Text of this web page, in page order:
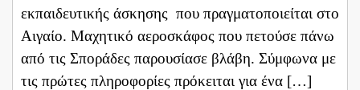
εκπαιδευτικής άσκησης που πραγματοποιείται στο
Αιγαίο. Μαχητικό αεροσκάφος που πετούσε πάνω
από τις Σποράδες παρουσίασε βλάβη. Σύμφωνα με
τις πρώτες πληροφορίες πρόκειται για ένα […]